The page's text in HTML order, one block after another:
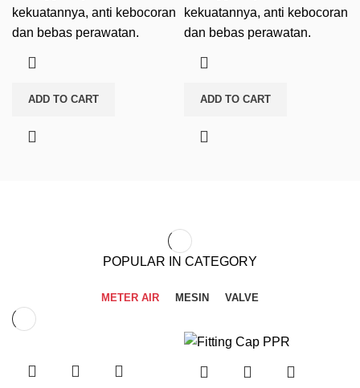
kekuatannya, anti kebocoran
dan bebas perawatan.
ADD TO CART
kekuatannya, anti kebocoran
dan bebas perawatan.
ADD TO CART
POPULAR IN CATEGORY
METER AIR MESIN VALVE